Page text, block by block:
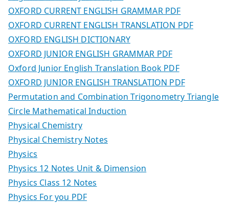
OXFORD CURRENT ENGLISH GRAMMAR PDF
OXFORD CURRENT ENGLISH TRANSLATION PDF
OXFORD ENGLISH DICTIONARY
OXFORD JUNIOR ENGLISH GRAMMAR PDF
Oxford Junior English Translation Book PDF
OXFORD JUNIOR ENGLISH TRANSLATION PDF
Permutation and Combination Trigonometry Triangle
Circle Mathematical Induction
Physical Chemistry
Physical Chemistry Notes
Physics
Physics 12 Notes Unit & Dimension
Physics Class 12 Notes
Physics For you PDF